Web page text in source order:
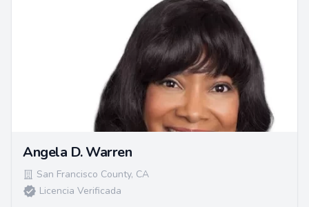
Angela D. Warren
San Francisco County, CA
Licencia Verificada